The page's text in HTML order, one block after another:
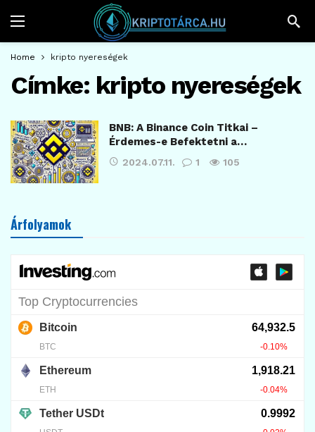
Home kripto nyereségek
Címke: kripto nyereségek
BNB: A Binance Coin Titkai –
Érdemes-e Befektetni a…
2024.07.11. 1 105
Árfolyamok